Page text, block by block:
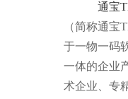
通宝
（简称通宝
于一物一码
一体的企业
术企业、专